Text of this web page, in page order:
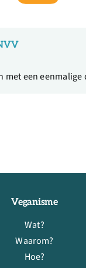
met een eenmalige
Veganisme
Wat?
Waarom?
Hoe?